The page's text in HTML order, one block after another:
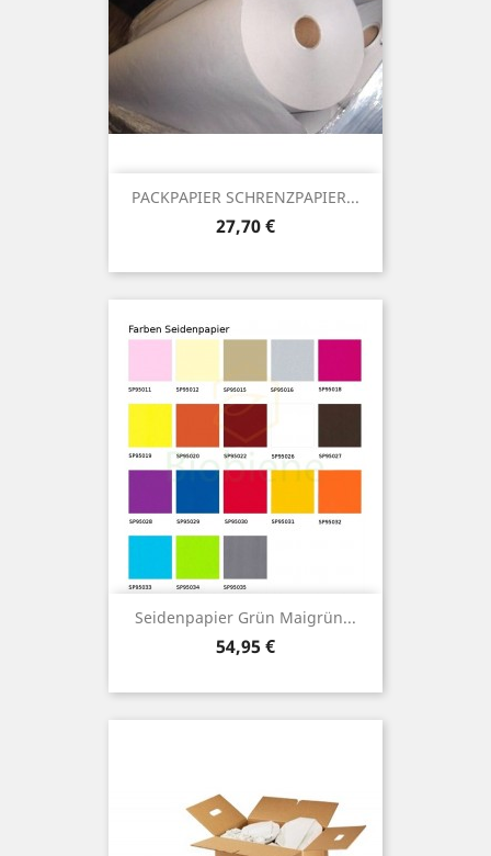
PACKPAPIER SCHRENZPAPIER...
Preis
27,70 €
Seidenpapier Grün Maigrün...
Preis
54,95 €